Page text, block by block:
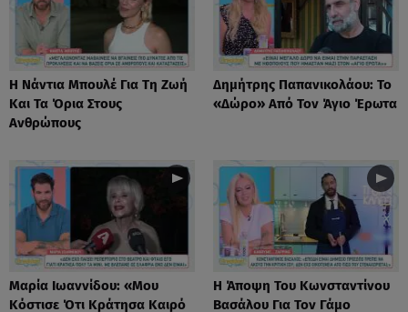
Η Νάντια Μπουλέ Για Τη Ζωή
Και Τα Όρια Στους
Ανθρώπους
Δημήτρης Παπανικολάου: Το
«Δώρο» Από Τον Άγιο Έρωτα
Μαρία Ιωαννίδου: «Μου
Κόστισε Ότι Κράτησα Καιρό
Η Άποψη Του Κωνσταντίνου
Βασάλου Για Τον Γάμο